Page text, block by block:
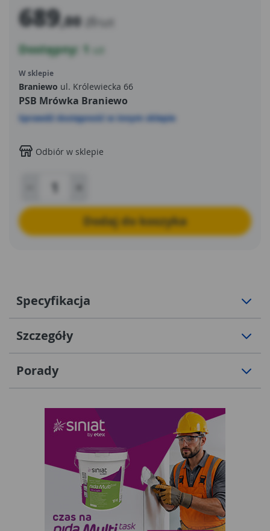
689,00 zł
Dostępny: 1
W sklepie
Braniewo ul. Królewiecka 66
PSB Mrówka Braniewo
Sprawdź dostępność w innym sklepie
Odbiór w sklepie
Dodaj do koszyka
Specyfikacja
Szczegóły
Porady